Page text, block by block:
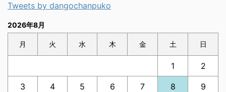
Tweets by dangochanpuko
2026年8月
月 火 水 木 金 土 日
1 2
3 4 5 6 7 8 9